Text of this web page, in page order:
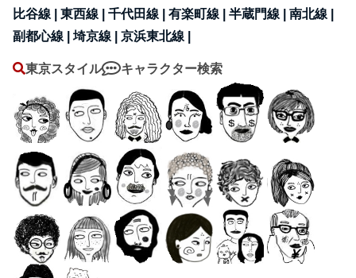
比谷線 |東西線 |千代田線 |有楽町線 |半蔵門線 |南北線 |
副都心線 |埼京線 |京浜東北線 |
東京スタイル キャラクター検索